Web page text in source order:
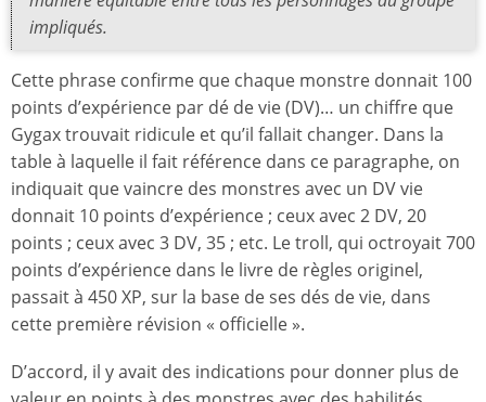
impliqués.
Cette phrase confirme que chaque monstre donnait 100
points d’expérience par dé de vie (DV)… un chiffre que
Gygax trouvait ridicule et qu’il fallait changer. Dans la
table à laquelle il fait référence dans ce paragraphe, on
indiquait que vaincre des monstres avec un DV vie
donnait 10 points d’expérience ; ceux avec 2 DV, 20
points ; ceux avec 3 DV, 35 ; etc. Le troll, qui octroyait 700
points d’expérience dans le livre de règles originel,
passait à 450 XP, sur la base de ses dés de vie, dans
cette première révision « officielle ».
D’accord, il y avait des indications pour donner plus de